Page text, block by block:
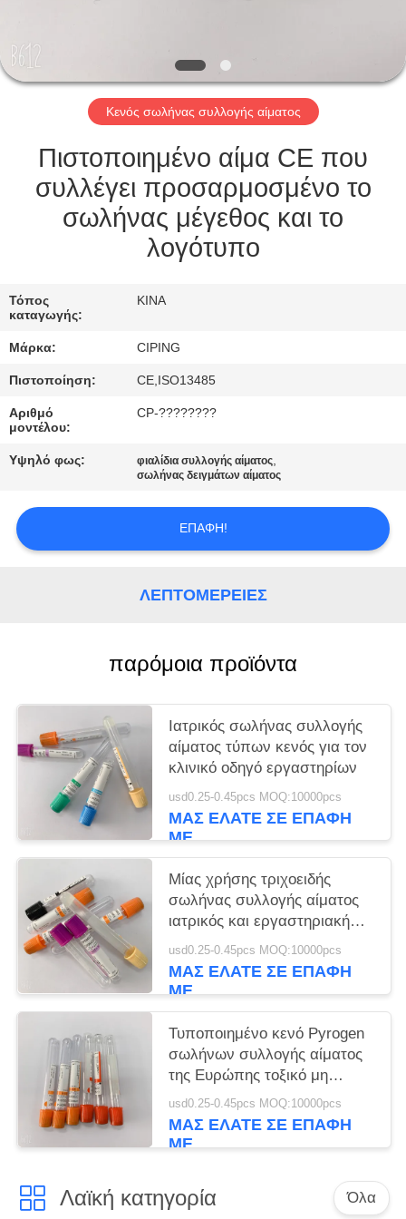
ΈΛΕΓΧΟΣ
ΜΑΣ
ΕΛΆΤΕ
ΕΠΑΦΉ
ΜΕ
ΑΠΌΣΠΑΣΜΑ
SITEMAP
PRIVACY
Κενός σωλήνας συλλογής αίματος
Πιστοποιημένο αίμα CE που
συλλέγει προσαρμοσμένο το
σωλήνας μέγεθος και το
λογότυπο
Τόπος
καταγωγής:
ΚΙΝΑ
Μάρκα: CIPING
Πιστοποίηση: CE,ISO13485
Αριθμό
μοντέλου:
CP-????????
Υψηλό φως: φιαλίδια συλλογής αίματος,
σωλήνας δειγμάτων αίματος
ΕΠΑΦΉ!
ΛΕΠΤΟΜΈΡΕΙΕΣ
παρόμοια προϊόντα
Ιατρικός σωλήνας συλλογής
αίματος τύπων κενός για τον
κλινικό οδηγό εργαστηρίων
usd0.25-0.45pcs MOQ:10000pcs
ΜΑΣ ΕΛΆΤΕ ΣΕ ΕΠΑΦΉ
ΜΕ
Μίας χρήσης τριχοειδής
σωλήνας συλλογής αίματος
ιατρικός και εργαστηριακή
χρήση
usd0.25-0.45pcs MOQ:10000pcs
ΜΑΣ ΕΛΆΤΕ ΣΕ ΕΠΑΦΉ
ΜΕ
Τυποποιημένο κενό Pyrogen
σωλήνων συλλογής αίματος
της Ευρώπης τοξικό μη
ελεύθερο
usd0.25-0.45pcs MOQ:10000pcs
ΜΑΣ ΕΛΆΤΕ ΣΕ ΕΠΑΦΉ
ΜΕ
Λαϊκή κατηγορία Όλα